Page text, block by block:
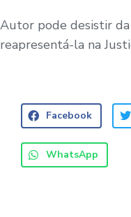
Autor pode desistir da
reapresentá-la na
Facebook
WhatsApp